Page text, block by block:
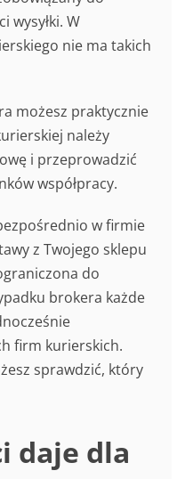
wysyłki. W
nie ma takich
możesz praktycznie
należy
i przeprowadzić
współpracy.
w firmie
z Twojego sklepu
do
brokera każde
firm kurierskich.
sprawdzić, który
daje dla